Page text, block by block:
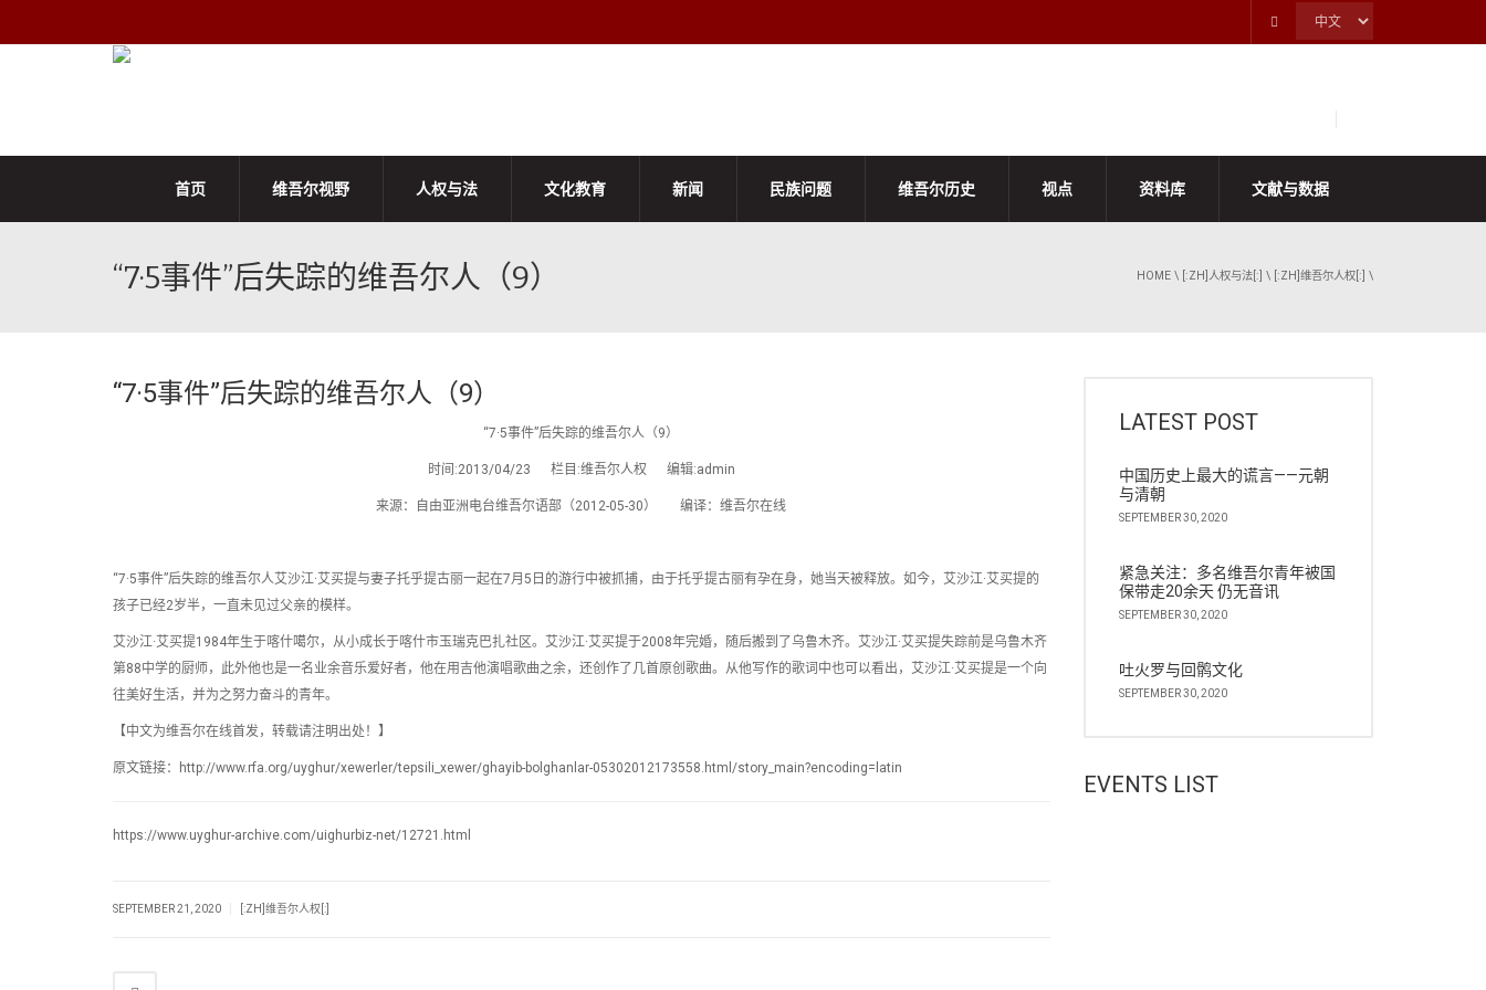
首页 维吾尔视野 人权与法 文化教育 新闻 民族问题 维吾尔历史 视点 资料库 文献与数据
“7·5事件”后失踪的维吾尔人（9） HOME \ [:ZH]人权与法[:] \ [:ZH]维吾尔人权[:] \
“7·5事件”后失踪的维吾尔人（9）
“7·5事件”后失踪的维吾尔人（9）
时间:2013/04/23 栏目:维吾尔人权 编辑:admin
来源：自由亚洲电台维吾尔语部（2012-05-30） 编译：维吾尔在线
“7·5事件”后失踪的维吾尔人艾沙江·艾买提与妻子托乎提古丽一起在7月5日的游行中被抓捕，由于托乎提古丽有孕在身，她当天被释放。如今，艾沙江·艾买提的
孩子已经2岁半，一直未见过父亲的模样。
艾沙江·艾买提1984年生于喀什噶尔，从小成长于喀什市玉瑞克巴扎社区。艾沙江·艾买提于2008年完婚，随后搬到了乌鲁木齐。艾沙江·艾买提失踪前是乌鲁木齐
第88中学的厨师，此外他也是一名业余音乐爱好者，他在用吉他演唱歌曲之余，还创作了几首原创歌曲。从他写作的歌词中也可以看出，艾沙江·艾买提是一个向
往美好生活，并为之努力奋斗的青年。
【中文为维吾尔在线首发，转载请注明出处！】
原文链接：http://www.rfa.org/uyghur/xewerler/tepsili_xewer/ghayib-bolghanlar-05302012173558.html/story_main?encoding=latin
https://www.uyghur-archive.com/uighurbiz-net/12721.html
SEPTEMBER 21, 2020 [:ZH]维吾尔人权[:]
LATEST POST
中国历史上最大的谎言——元朝
与清朝
SEPTEMBER 30, 2020
紧急关注：多名维吾尔青年被国
保带走20余天 仍无音讯
SEPTEMBER 30, 2020
吐火罗与回鹘文化
SEPTEMBER 30, 2020
EVENTS LIST